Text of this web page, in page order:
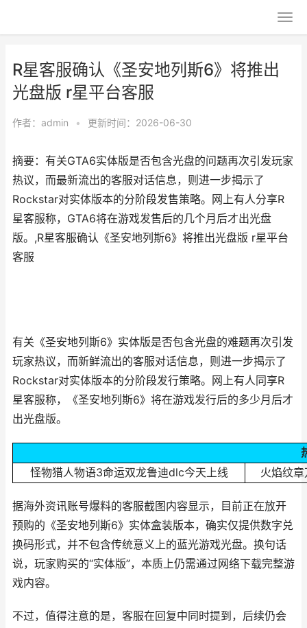
R星客服确认《圣安地列斯6》将推出
光盘版 r星平台客服
作者： admin • 更新时间：2026-06-30
摘要：有关GTA6实体版是否包含光盘的问题再次引发玩家
热议，而最新流出的客服对话信息，则进一步揭示了
Rockstar对实体版本的分阶段发售策略。网上有人分享R
星客服称，GTA6将在游戏发售后的几个月后才出光盘
版。,R星客服确认《圣安地列斯6》将推出光盘版 r星平台
客服
有关《圣安地列斯6》实体版是否包含光盘的难题再次引发
玩家热议，而新鲜流出的客服对话信息，则进一步揭示了
Rockstar对实体版本的分阶段发行策略。网上有人同享R
星客服称，《圣安地列斯6》将在游戏发行后的多少月后才
出光盘版。
怪物猎人物语3命运双龙鲁迪dlc今天上线
火焰纹
据海外资讯账号爆料的客服截图内容显示，目前正在放开
预购的《圣安地列斯6》实体盒装版本，确实仅提供数字兑
换码形式，并不包含传统意义上的蓝光游戏光盘。换句话
说，玩家购买的“实体版”，本质上仍需通过网络下载完整游
戏内容。
不过，值得注意的是，客服在回复中同时提到，后续仍会